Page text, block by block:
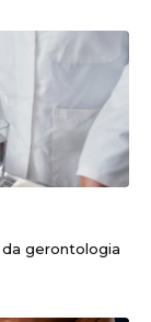
gerontologia